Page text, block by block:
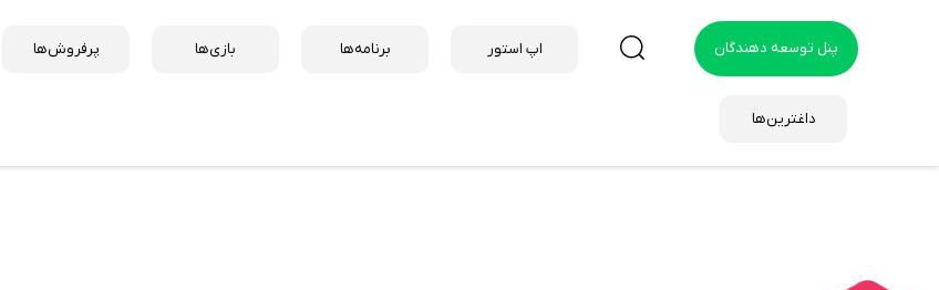
پنل توسعه دهندگان اپ استور برنامه‌ها بازی‌ها پرفروش‌ها
داغترین‌ها